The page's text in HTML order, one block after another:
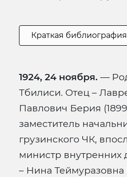
Краткая библиография
1924, 24 ноября. —
Тбилиси. Отец –
Павлович Берия
заместитель
грузинского ЧК,
министр внутренних
– Нина Теймуразовна